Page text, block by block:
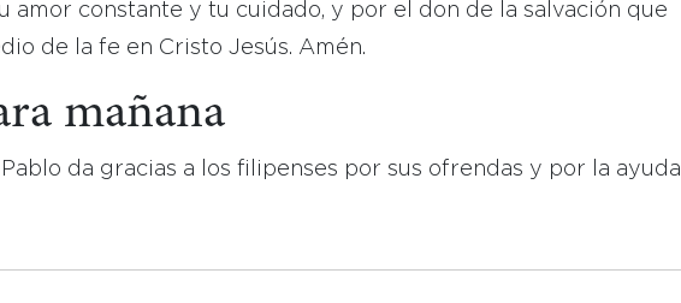
amor constante y tu cuidado, y por el don de la salvación que
de la fe en Cristo Jesús. Amén.
mañana
Pablo da gracias a los filipenses por sus ofrendas y por la ayuda